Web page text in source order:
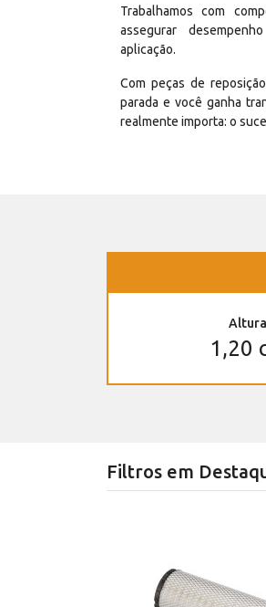
Trabalhamos com
assegurar
aplicação.
Com peças de
parada e você ganha
realmente importa: o
Altura
1,20
Filtros em